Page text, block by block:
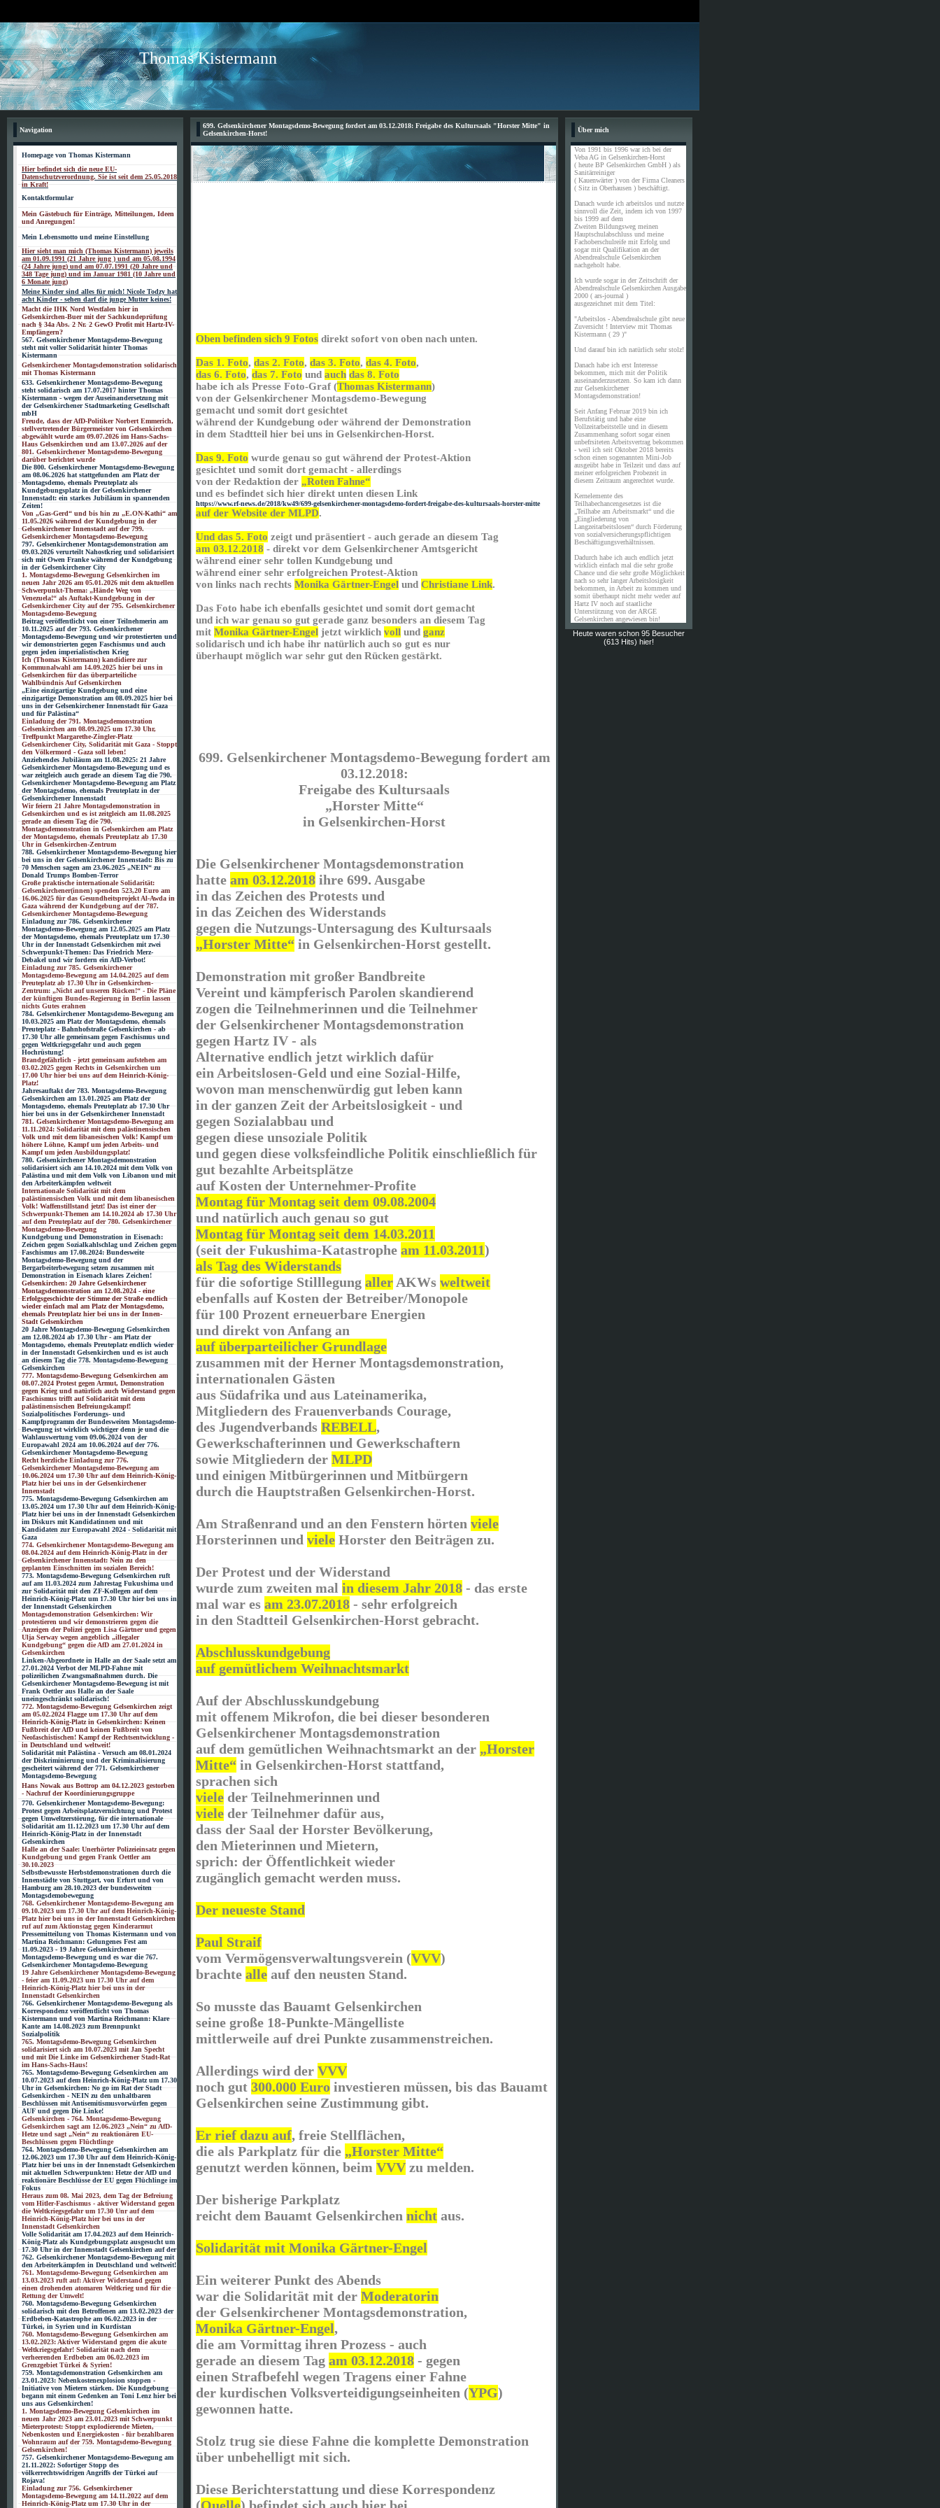
Thomas Kistermann
Navigation
Homepage von Thomas Kistermann
Hier befindet sich die neue EU-
Datenschutzverordnung. Sie ist seit dem 25.05.2018
in Kraft!
Kontaktformular
Mein Gästebuch für Einträge, Mitteilungen, Ideen
und Anregungen!
Mein Lebensmotto und meine Einstellung
Hier sieht man mich (Thomas Kistermann) jeweils
am 01.09.1991 (21 Jahre jung ) und am 05.08.1994
(24 Jahre jung) und am 07.07.1991 (20 Jahre und
348 Tage jung) und im Januar 1981 (10 Jahre und
6 Monate jung)
Meine Kinder sind alles für mich! Nicole Todzy hat
acht Kinder - sehen darf die junge Mutter keines!
Macht die IHK Nord Westfalen hier in
Gelsenkirchen-Buer mit der Sachkundeprüfung
nach § 34a Abs. 2 Nr. 2 GewO Profit mit Hartz-IV-
Empfängern?
567. Gelsenkirchener Montagsdemo-Bewegung
steht mit voller Solidarität hinter Thomas
Kistermann
Gelsenkirchener Montagsdemonstration solidarisch
mit Thomas Kistermann
633. Gelsenkirchener Montagsdemo-Bewegung
steht solidarisch am 17.07.2017 hinter Thomas
Kistermann - wegen der Auseinandersetzung mit
der Gelsenkirchener Stadtmarketing Gesellschaft
mbH
Freude, dass der AfD-Politiker Norbert Emmerich,
stellvertretender Bürgermeister von Gelsenkirchen
abgewählt wurde am 09.07.2026 im Hans-Sachs-
Haus Gelsenkirchen und am 13.07.2026 auf der
801. Gelsenkirchener Montagsdemo-Bewegung
darüber berichtet wurde
Die 800. Gelsenkirchener Montagsdemo-Bewegung
am 08.06.2026 hat stattgefunden am Platz der
Montagsdemo, ehemals Preuteplatz als
Kundgebungsplatz in der Gelsenkirchener
Innenstadt: ein starkes Jubiläum in spannenden
Zeiten!
Von „Gas-Gerd“ und bis hin zu „E.ON-Kathi“ am
11.05.2026 während der Kundgebung in der
Gelsenkirchener Innenstadt auf der 799.
Gelsenkirchener Montagsdemo-Bewegung
797. Gelsenkirchener Montagsdemonstration am
09.03.2026 verurteilt Nahostkrieg und solidarisiert
sich mit Owen Franke während der Kundgebung
in der Gelsenkirchener City
1. Montagsdemo-Bewegung Gelsenkirchen im
neuen Jahr 2026 am 05.01.2026 mit dem aktuellen
Schwerpunkt-Thema: „Hände Weg von
Venezuela!“ als Auftakt-Kundgebung in der
Gelsenkirchener City auf der 795. Gelsenkirchener
Montagsdemo-Bewegung
Beitrag veröffentlicht von einer Teilnehmerin am
10.11.2025 auf der 793. Gelsenkirchener
Montagsdemo-Bewegung und wir protestierten und
wir demonstrierten gegen Faschismus und auch
gegen jeden imperialistischen Krieg
Ich (Thomas Kistermann) kandidiere zur
Kommunalwahl am 14.09.2025 hier bei uns in
Gelsenkirchen für das überparteiliche
Wahlbündnis Auf Gelsenkirchen
„Eine einzigartige Kundgebung und eine
einzigartige Demonstration am 08.09.2025 hier bei
uns in der Gelsenkirchener Innenstadt für Gaza
und für Palästina“
Einladung der 791. Montagsdemonstration
Gelsenkirchen am 08.09.2025 um 17.30 Uhr,
Treffpunkt Margarethe-Zingler-Platz
Gelsenkirchener City, Solidarität mit Gaza - Stoppt
den Völkermord - Gaza soll leben!
Anziehendes Jubiläum am 11.08.2025: 21 Jahre
Gelsenkirchener Montagsdemo-Bewegung und es
war zeitgleich auch gerade an diesem Tag die 790.
Gelsenkirchener Montagsdemo-Bewegung am Platz
der Montagsdemo, ehemals Preuteplatz in der
Gelsenkirchener Innenstadt
Wir feiern 21 Jahre Montagsdemonstration in
Gelsenkirchen und es ist zeitgleich am 11.08.2025
gerade an diesem Tag die 790.
Montagsdemonstration in Gelsenkirchen am Platz
der Montagsdemo, ehemals Preuteplatz ab 17.30
Uhr in Gelsenkirchen-Zentrum
788. Gelsenkirchener Montagsdemo-Bewegung hier
bei uns in der Gelsenkirchener Innenstadt: Bis zu
70 Menschen sagen am 23.06.2025 „NEIN“ zu
Donald Trumps Bomben-Terror
Große praktische internationale Solidarität:
Gelsenkirchener(innen) spenden 523,20 Euro am
16.06.2025 für das Gesundheitsprojekt Al-Awda in
Gaza während der Kundgebung auf der 787.
Gelsenkirchener Montagsdemo-Bewegung
Einladung zur 786. Gelsenkirchener
Montagsdemo-Bewegung am 12.05.2025 am Platz
der Montagsdemo, ehemals Preuteplatz um 17.30
Uhr in der Innenstadt Gelsenkirchen mit zwei
Schwerpunkt-Themen: Das Friedrich Merz-
Debakel und wir fordern ein AfD-Verbot!
Einladung zur 785. Gelsenkirchener
Montagsdemo-Bewegung am 14.04.2025 auf dem
Preuteplatz ab 17.30 Uhr in Gelsenkirchen-
Zentrum: „Nicht auf unseren Rücken!“ - Die Pläne
der künftigen Bundes-Regierung in Berlin lassen
nichts Gutes erahnen
784. Gelsenkirchener Montagsdemo-Bewegung am
10.03.2025 am Platz der Montagsdemo, ehemals
Preuteplatz - Bahnhofstraße Gelsenkirchen - ab
17.30 Uhr alle gemeinsam gegen Faschismus und
gegen Weltkriegsgefahr und auch gegen
Hochrüstung!
Brandgefährlich - jetzt gemeinsam aufstehen am
03.02.2025 gegen Rechts in Gelsenkirchen um
17.00 Uhr hier bei uns auf dem Heinrich-König-
Platz!
Jahresauftakt der 783. Montagsdemo-Bewegung
Gelsenkirchen am 13.01.2025 am Platz der
Montagsdemo, ehemals Preuteplatz ab 17.30 Uhr
hier bei uns in der Gelsenkirchener Innenstadt
781. Gelsenkirchener Montagsdemo-Bewegung am
11.11.2024: Solidarität mit dem palästinensischen
Volk und mit dem libanesischen Volk! Kampf um
höhere Löhne, Kampf um jeden Arbeits- und
Kampf um jeden Ausbildungsplatz!
780. Gelsenkirchener Montagsdemonstration
solidarisiert sich am 14.10.2024 mit dem Volk von
Palästina und mit dem Volk von Libanon und mit
den Arbeiterkämpfen weltweit
Internationale Solidarität mit dem
palästinensischen Volk und mit dem libanesischen
Volk! Waffenstillstand jetzt! Das ist einer der
Schwerpunkt-Themen am 14.10.2024 ab 17.30 Uhr
auf dem Preuteplatz auf der 780. Gelsenkirchener
Montagsdemo-Bewegung
Kundgebung und Demonstration in Eisenach:
Zeichen gegen Sozialkahlschlag und Zeichen gegen
Faschismus am 17.08.2024: Bundesweite
Montagsdemo-Bewegung und der
Bergarbeiterbewegung setzen zusammen mit
Demonstration in Eisenach klares Zeichen!
Gelsenkirchen: 20 Jahre Gelsenkirchener
Montagsdemonstration am 12.08.2024 - eine
Erfolgsgeschichte der Stimme der Straße endlich
wieder einfach mal am Platz der Montagsdemo,
ehemals Preuteplatz hier bei uns in der Innen-
Stadt Gelsenkirchen
20 Jahre Montagsdemo-Bewegung Gelsenkirchen
am 12.08.2024 ab 17.30 Uhr - am Platz der
Montagsdemo, ehemals Preuteplatz endlich wieder
in der Innenstadt Gelsenkirchen und es ist auch
an diesem Tag die 778. Montagsdemo-Bewegung
Gelsenkirchen
777. Montagsdemo-Bewegung Gelsenkirchen am
08.07.2024 Protest gegen Armut, Demonstration
gegen Krieg und natürlich auch Widerstand gegen
Faschismus trifft auf Solidarität mit dem
palästinensischen Befreiungskampf!
Sozialpolitisches Forderungs- und
Kampfprogramm der Bundesweiten Montagsdemo-
Bewegung ist wirklich wichtiger denn je und die
Wahlauswertung vom 09.06.2024 von der
Europawahl 2024 am 10.06.2024 auf der 776.
Gelsenkirchener Montagsdemo-Bewegung
Recht herzliche Einladung zur 776.
Gelsenkirchener Montagsdemo-Bewegung am
10.06.2024 um 17.30 Uhr auf dem Heinrich-König-
Platz hier bei uns in der Gelsenkirchener
Innenstadt
775. Montagsdemo-Bewegung Gelsenkirchen am
13.05.2024 um 17.30 Uhr auf dem Heinrich-König-
Platz hier bei uns in der Innenstadt Gelsenkirchen
im Diskurs mit Kandidatinnen und mit
Kandidaten zur Europawahl 2024 - Solidarität mit
Gaza
774. Gelsenkirchener Montagsdemo-Bewegung am
08.04.2024 auf dem Heinrich-König-Platz in der
Gelsenkirchener Innenstadt: Nein zu den
geplanten Einschnitten im sozialen Bereich!
773. Montagsdemo-Bewegung Gelsenkirchen ruft
auf am 11.03.2024 zum Jahrestag Fukushima und
zur Solidarität mit den ZF-Kollegen auf dem
Heinrich-König-Platz um 17.30 Uhr hier bei uns in
der Innenstadt Gelsenkirchen
Montagsdemonstration Gelsenkirchen: Wir
protestieren und wir demonstrieren gegen die
Anzeigen der Polizei gegen Lisa Gärtner und gegen
Ulja Serway wegen angeblich „illegaler
Kundgebung“ gegen die AfD am 27.01.2024 in
Gelsenkirchen
Linken-Abgeordnete in Halle an der Saale setzt am
27.01.2024 Verbot der MLPD-Fahne mit
polizeilichen Zwangsmaßnahmen durch. Die
Gelsenkirchener Montagsdemo-Bewegung ist mit
Frank Oettler aus Halle an der Saale
uneingeschränkt solidarisch!
772. Montagsdemo-Bewegung Gelsenkirchen zeigt
am 05.02.2024 Flagge um 17.30 Uhr auf dem
Heinrich-König-Platz in Gelsenkirchen: Keinen
Fußbreit der AfD und keinen Fußbreit von
Neofaschistischen! Kampf der Rechtsentwicklung -
in Deutschland und weltweit!
Solidarität mit Palästina - Versuch am 08.01.2024
der Diskriminierung und der Kriminalisierung
gescheitert während der 771. Gelsenkirchener
Montagsdemo-Bewegung
Hans Nowak aus Bottrop am 04.12.2023 gestorben
- Nachruf der Koordinierungsgruppe
770. Gelsenkirchener Montagsdemo-Bewegung:
Protest gegen Arbeitsplatzvernichtung und Protest
gegen Umweltzerstörung, für die internationale
Solidarität am 11.12.2023 um 17.30 Uhr auf dem
Heinrich-König-Platz in der Innenstadt
Gelsenkirchen
Halle an der Saale: Unerhörter Polizeieinsatz gegen
Kundgebung und gegen Frank Oettler am
30.10.2023
Selbstbewusste Herbstdemonstrationen durch die
Innenstädte von Stuttgart, von Erfurt und von
Hamburg am 28.10.2023 der bundesweiten
Montagsdemobewegung
768. Gelsenkirchener Montagsdemo-Bewegung am
09.10.2023 um 17.30 Uhr auf dem Heinrich-König-
Platz hier bei uns in der Innenstadt Gelsenkirchen
ruf auf zum Aktionstag gegen Kinderarmut
Pressemitteilung von Thomas Kistermann und von
Martina Reichmann: Gelungenes Fest am
11.09.2023 - 19 Jahre Gelsenkirchener
Montagsdemo-Bewegung und es war die 767.
Gelsenkirchener Montagsdemo-Bewegung
19 Jahre Gelsenkirchener Montagsdemo-Bewegung
- feier am 11.09.2023 um 17.30 Uhr auf dem
Heinrich-König-Platz hier bei uns in der
Innenstadt Gelsenkirchen
766. Gelsenkirchener Montagsdemo-Bewegung als
Korrespondenz veröffentlicht von Thomas
Kistermann und von Martina Reichmann: Klare
Kante am 14.08.2023 zum Brennpunkt
Sozialpolitik
765. Montagsdemo-Bewegung Gelsenkirchen
solidarisiert sich am 10.07.2023 mit Jan Specht
und mit Die Linke im Gelsenkirchener Stadt-Rat
im Hans-Sachs-Haus!
765. Montagsdemo-Bewegung Gelsenkirchen am
10.07.2023 auf dem Heinrich-König-Platz um 17.30
Uhr in Gelsenkirchen: No go im Rat der Stadt
Gelsenkirchen - NEIN zu den unhaltbaren
Beschlüssen mit Antisemitismusvorwürfen gegen
AUF und gegen Die Linke!
Gelsenkirchen - 764. Montagsdemo-Bewegung
Gelsenkirchen sagt am 12.06.2023 „Nein“ zu AfD-
Hetze und sagt „Nein“ zu reaktionären EU-
Beschlüssen gegen Flüchtlinge
764. Montagsdemo-Bewegung Gelsenkirchen am
12.06.2023 um 17.30 Uhr auf dem Heinrich-König-
Platz hier bei uns in der Innenstadt Gelsenkirchen
mit aktuellen Schwerpunkten: Hetze der AfD und
reaktionäre Beschlüsse der EU gegen Flüchlinge im
Fokus
Heraus zum 08. Mai 2023, dem Tag der Befreiung
vom Hitler-Faschismus - aktiver Widerstand gegen
die Weltkriegsgefahr um 17.30 Unr auf dem
Heinrich-König-Platz hier bei uns in der
Innenstadt Gelsenkirchen
Volle Solidarität am 17.04.2023 auf dem Heinrich-
König-Platz als Kundgebungsplatz ausgesucht um
17.30 Uhr in der Innenstadt Gelsenkirchen auf der
762. Gelsenkirchener Montagsdemo-Bewegung mit
den Arbeiterkämpfen in Deutschland und weltweit!
761. Montagsdemo-Bewegung Gelsenkirchen am
13.03.2023 ruft auf: Aktiver Widerstand gegen
einen drohenden atomaren Weltkrieg und für die
Rettung der Umwelt!
760. Montagsdemo-Bewegung Gelsenkirchen
solidarisch mit den Betroffenen am 13.02.2023 der
Erdbeben-Katastrophe am 06.02.2023 in der
Türkei, in Syrien und in Kurdistan
760. Montagsdemo-Bewegung Gelsenkirchen am
13.02.2023: Aktiver Widerstand gegen die akute
Weltkriegsgefahr! Solidarität nach dem
verheerenden Erdbeben am 06.02.2023 im
Grenzgebiet Türkei & Syrien!
759. Montagsdemonstration Gelsenkirchen am
23.01.2023: Nebenkostenexplosion stoppen -
Initiative von Mietern stärken. Die Kundgebung
begann mit einem Gedenken an Toni Lenz hier bei
uns aus Gelsenkirchen!
1. Montagsdemo-Bewegung Gelsenkirchen im
neuen Jahr 2023 am 23.01.2023 mit Schwerpunkt
Mieterprotest: Stoppt explodierende Mieten,
Nebenkosten und Energiekosten - für bezahlbaren
Wohnraum auf der 759. Montagsdemo-Bewegung
Gelsenkirchen!
757. Gelsenkirchener Montagsdemo-Bewegung am
21.11.2022: Sofortiger Stopp des
völkerrechtswidrigen Angriffs der Türkei auf
Rojava!
Einladung zur 756. Gelsenkirchener
Montagsdemo-Bewegung am 14.11.2022 auf dem
Heinrich-König-Platz um 17.30 Uhr in der
699. Gelsenkirchener Montagsdemo-Bewegung fordert am 03.12.2018: Freigabe des Kultursaals "Horster Mitte" in
Gelsenkirchen-Horst!
Oben befinden sich 9 Fotos direkt sofort von oben nach unten.
Das 1. Foto, das 2. Foto, das 3. Foto, das 4. Foto,
das 6. Foto, das 7. Foto und auch das 8. Foto
habe ich als Presse Foto-Graf (Thomas Kistermann)
von der Gelsenkirchener Montagsdemo-Bewegung
gemacht und somit dort gesichtet
während der Kundgebung oder während der Demonstration
in dem Stadtteil hier bei uns in Gelsenkirchen-Horst.
Das 9. Foto wurde genau so gut während der Protest-Aktion
gesichtet und somit dort gemacht - allerdings
von der Redaktion der „Roten Fahne“
und es befindet sich hier direkt unten diesen Link
https://www.rf-news.de/2018/kw49/699-gelsenkirchener-montagsdemo-fordert-freigabe-des-kultursaals-horster-mitte
auf der Website der MLPD.
Und das 5. Foto zeigt und präsentiert - auch gerade an diesem Tag
am 03.12.2018 - direkt vor dem Gelsenkirchener Amtsgericht
während einer sehr tollen Kundgebung und
während einer sehr erfolgreichen Protest-Aktion
von links nach rechts Monika Gärtner-Engel und Christiane Link.
Das Foto habe ich ebenfalls gesichtet und somit dort gemacht
und ich war genau so gut gerade ganz besonders an diesem Tag
mit Monika Gärtner-Engel jetzt wirklich voll und ganz
solidarisch und ich habe ihr natürlich auch so gut es nur
überhaupt möglich war sehr gut den Rücken gestärkt.
699. Gelsenkirchener Montagsdemo-Bewegung fordert am
03.12.2018:
Freigabe des Kultursaals
„Horster Mitte“
in Gelsenkirchen-Horst
Die Gelsenkirchener Montagsdemonstration
hatte am 03.12.2018 ihre 699. Ausgabe
in das Zeichen des Protests und
in das Zeichen des Widerstands
gegen die Nutzungs-Untersagung des Kultursaals
„Horster Mitte“ in Gelsenkirchen-Horst gestellt.
Demonstration mit großer Bandbreite
Vereint und kämpferisch Parolen skandierend
zogen die Teilnehmerinnen und die Teilnehmer
der Gelsenkirchener Montagsdemonstration
gegen Hartz IV - als
Alternative endlich jetzt wirklich dafür
ein Arbeitslosen-Geld und eine Sozial-Hilfe,
wovon man menschenwürdig gut leben kann
in der ganzen Zeit der Arbeitslosigkeit - und
gegen Sozialabbau und
gegen diese unsoziale Politik
und gegen diese volksfeindliche Politik einschließlich für
gut bezahlte Arbeitsplätze
auf Kosten der Unternehmer-Profite
Montag für Montag seit dem 09.08.2004
und natürlich auch genau so gut
Montag für Montag seit dem 14.03.2011
(seit der Fukushima-Katastrophe am 11.03.2011)
als Tag des Widerstands
für die sofortige Stilllegung aller AKWs weltweit
ebenfalls auf Kosten der Betreiber/Monopole
für 100 Prozent erneuerbare Energien
und direkt von Anfang an
auf überparteilicher Grundlage
zusammen mit der Herner Montagsdemonstration,
internationalen Gästen
aus Südafrika und aus Lateinamerika,
Mitgliedern des Frauenverbands Courage,
des Jugendverbands REBELL,
Gewerkschafterinnen und Gewerkschaftern
sowie Mitgliedern der MLPD
und einigen Mitbürgerinnen und Mitbürgern
durch die Hauptstraßen Gelsenkirchen-Horst.
Am Straßenrand und an den Fenstern hörten viele
Horsterinnen und viele Horster den Beiträgen zu.
Der Protest und der Widerstand
wurde zum zweiten mal in diesem Jahr 2018 - das erste
mal war es am 23.07.2018 - sehr erfolgreich
in den Stadtteil Gelsenkirchen-Horst gebracht.
Abschlusskundgebung
auf gemütlichem Weihnachtsmarkt
Auf der Abschlusskundgebung
mit offenem Mikrofon, die bei dieser besonderen
Gelsenkirchener Montagsdemonstration
auf dem gemütlichen Weihnachtsmarkt an der „Horster
Mitte“ in Gelsenkirchen-Horst stattfand,
sprachen sich
viele der Teilnehmerinnen und
viele der Teilnehmer dafür aus,
dass der Saal der Horster Bevölkerung,
den Mieterinnen und Mietern,
sprich: der Öffentlichkeit wieder
zugänglich gemacht werden muss.
Der neueste Stand
Paul Straif
vom Vermögensverwaltungsverein (VVV)
brachte alle auf den neusten Stand.
So musste das Bauamt Gelsenkirchen
seine große 18-Punkte-Mängelliste
mittlerweile auf drei Punkte zusammenstreichen.
Allerdings wird der VVV
noch gut 300.000 Euro investieren müssen, bis das Bauamt
Gelsenkirchen seine Zustimmung gibt.
Er rief dazu auf, freie Stellflächen,
die als Parkplatz für die „Horster Mitte“
genutzt werden können, beim VVV zu melden.
Der bisherige Parkplatz
reicht dem Bauamt Gelsenkirchen nicht aus.
Solidarität mit Monika Gärtner-Engel
Ein weiterer Punkt des Abends
war die Solidarität mit der Moderatorin
der Gelsenkirchener Montagsdemonstration,
Monika Gärtner-Engel,
die am Vormittag ihren Prozess - auch
gerade an diesem Tag am 03.12.2018 - gegen
einen Strafbefehl wegen Tragens einer Fahne
der kurdischen Volksverteidigungseinheiten (YPG)
gewonnen hatte.
Stolz trug sie diese Fahne die komplette Demonstration
über unbehelligt mit sich.
Diese Berichterstattung und diese Korrespondenz
Über mich
Von 1991 bis 1996 war ich bei der
Veba AG in Gelsenkirchen-Horst
( heute BP Gelsenkirchen GmbH ) als
Sanitärreiniger
( Kauenwärter ) von der Firma Cleaners
( Sitz in Oberhausen ) beschäftigt.
Danach wurde ich arbeitslos und nutzte
sinnvoll die Zeit, indem ich von 1997
bis 1999 auf dem
Zweiten Bildungsweg meinen
Hauptschulabschluss und meine
Fachoberschulreife mit Erfolg und
sogar mit Qualifikation an der
Abendrealschule Gelsenkirchen
nachgeholt habe.
Ich wurde sogar in der Zeitschrift der
Abendrealschule Gelsenkirchen Ausgabe
2000 ( ars-journal )
ausgezeichnet mit dem Titel:
"Arbeitslos - Abendrealschule gibt neue
Zuversicht ! Interview mit Thomas
Kistermann ( 29 )"
Und darauf bin ich natürlich sehr stolz!
Danach habe ich erst Interesse
bekommen, mich mit der Politik
auseinanderzusetzen. So kam ich dann
zur Gelsenkirchener
Montagsdemonstration!
Seit Anfang Februar 2019 bin ich
Berufstätig und habe eine
Vollzeitarbeitstelle und in diesem
Zusammenhang sofort sogar einen
unbefrsiteten Arbeitsvertrag bekommen
- weil ich seit Oktober 2018 bereits
schon einen sogenannten Mini-Job
ausgeübt habe in Teilzeit und dass auf
meiner erfolgreichen Probezeit in
diesem Zeitraum angerechtet wurde.
Kernelemente des
Teilhabechancengesetzes ist die
„Teilhabe am Arbeitsmarkt“ und die
„Eingliederung von
Langzeitarbeitslosen“ durch Förderung
von sozialversicherungspflichtigen
Beschäftigungsverhältnissen.
Dadurch habe ich auch endlich jetzt
wirklich einfach mal die sehr große
Chance und die sehr große Möglichkeit
nach so sehr langer Arbeitslosigkeit
bekommen, in Arbeit zu kommen und
somit überhaupt nicht mehr weder auf
Hartz IV noch auf staatliche
Unterstützung von der ARGE
Gelsenkirchen angewiesen bin!
Heute waren schon 95 Besucher
(613 Hits) hier!